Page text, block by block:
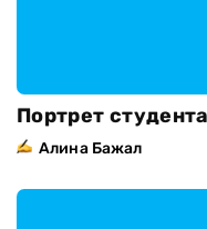
Портрет
Алина Бажал